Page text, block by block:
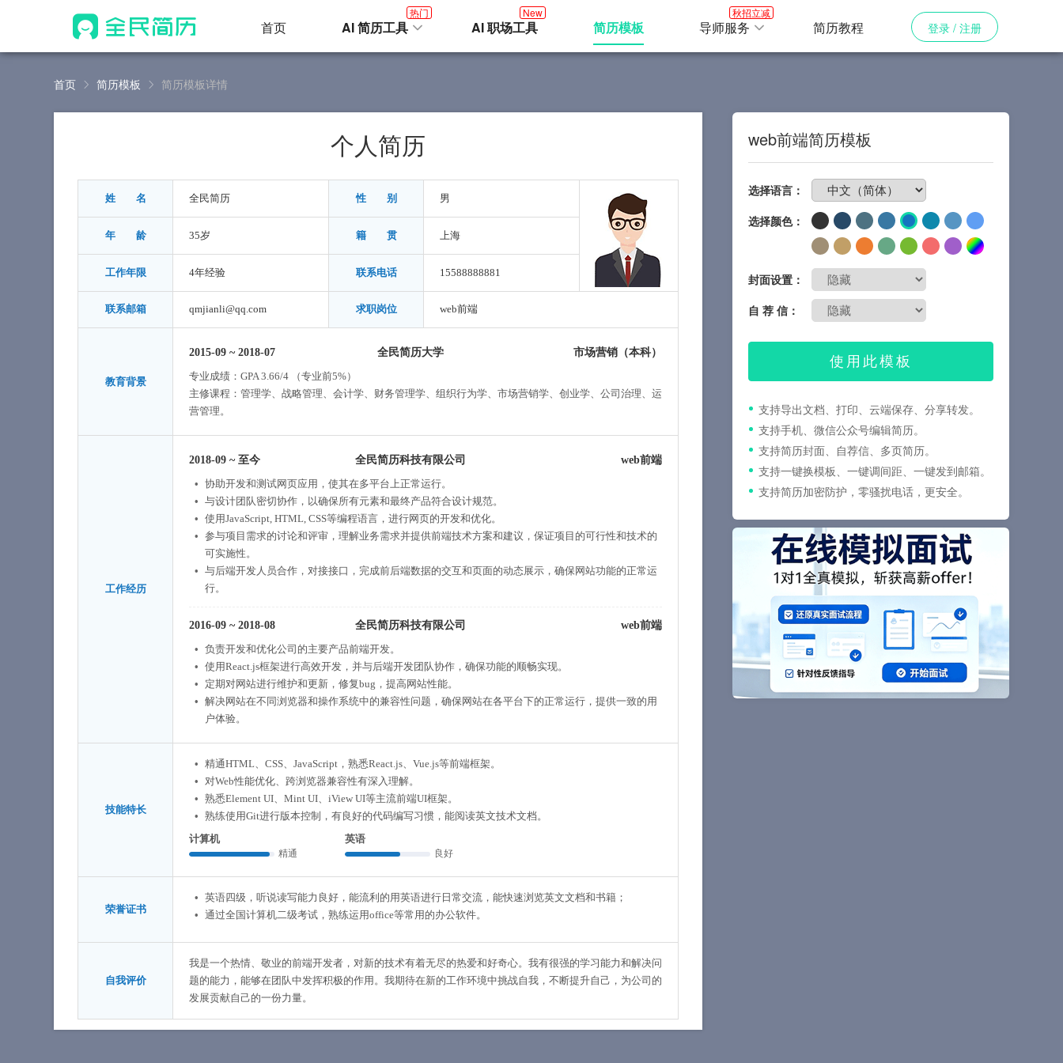
首页 AI 简历工具
热门
AI 职场工具
New
简历模板 导师服务
秋招立减
简历教程 登录 / 注册
首页 简历模板 简历模板详情
web前端简历模板
选择语言：
选择颜色：
封面设置：
自 荐 信：
使用此模板
支持导出文档、打印、云端保存、分享转发。
支持手机、微信公众号编辑简历。
支持简历封面、自荐信、多页简历。
支持一键换模板、一键调间距、一键发到邮箱。
支持简历加密防护，零骚扰电话，更安全。
个人简历
姓 名 全民简历 性 别 男
年 龄 35岁 籍 贯 上海
工作年限 4年经验 联系电话 15588888881
联系邮箱 qmjianli@qq.com 求职岗位 web前端
教育背景
2015-09 ~ 2018-07 全民简历大学 市场营销（本科）
专业成绩：GPA 3.66/4 （专业前5%）
主修课程：管理学、战略管理、会计学、财务管理学、组织行为学、市场营销学、创业学、公司治理、运
营管理。
工作经历
2018-09 ~ 至今 全民简历科技有限公司
web前端
协助开发和测试网页应用，使其在多平台上正常运行。
与设计团队密切协作，以确保所有元素和最终产品符合设计规范。
使用JavaScript, HTML, CSS等编程语言，进行网页的开发和优化。
参与项目需求的讨论和评审，理解业务需求并提供前端技术方案和建议，保证项目的可行性和技术的
可实施性。
与后端开发人员合作，对接接口，完成前后端数据的交互和页面的动态展示，确保网站功能的正常运
行。
2016-09 ~ 2018-08 全民简历科技有限公司
web前端
负责开发和优化公司的主要产品前端开发。
使用React.js框架进行高效开发，并与后端开发团队协作，确保功能的顺畅实现。
定期对网站进行维护和更新，修复bug，提高网站性能。
解决网站在不同浏览器和操作系统中的兼容性问题，确保网站在各平台下的正常运行，提供一致的用
户体验。
技能特长
精通HTML、CSS、JavaScript，熟悉React.js、Vue.js等前端框架。
对Web性能优化、跨浏览器兼容性有深入理解。
熟悉Element UI、Mint UI、iView UI等主流前端UI框架。
熟练使用Git进行版本控制，有良好的代码编写习惯，能阅读英文技术文档。
计算机
精通
英语
良好
荣誉证书
英语四级，听说读写能力良好，能流利的用英语进行日常交流，能快速浏览英文文档和书籍；
通过全国计算机二级考试，熟练运用office等常用的办公软件。
自我评价
我是一个热情、敬业的前端开发者，对新的技术有着无尽的热爱和好奇心。我有很强的学习能力和解决问
题的能力，能够在团队中发挥积极的作用。我期待在新的工作环境中挑战自我，不断提升自己，为公司的
发展贡献自己的一份力量。